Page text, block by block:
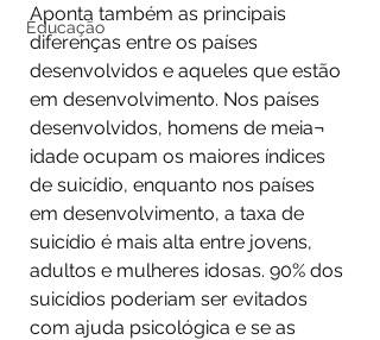
Educação
Aponta também as principais
diferenças entre os países
desenvolvidos e aqueles que estão
em desenvolvimento. Nos países
desenvolvidos, homens de meia¬
idade ocupam os maiores índices
de suicídio, enquanto nos países
em desenvolvimento, a taxa de
suicídio é mais alta entre jovens,
adultos e mulheres idosas. 90% dos
suicídios poderiam ser evitados
com ajuda psicológica e se as